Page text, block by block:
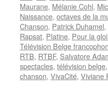
Maurane, Mélanie Cohl,
Naissance, octaves de la
Chanson, Patrick Duhamel,
Rapsat, Platine, Pour la
Télévision Belge
RTB, RTBF, Salvatore
spectacles, télévision belge,
chanson, VivaCité, Viviane